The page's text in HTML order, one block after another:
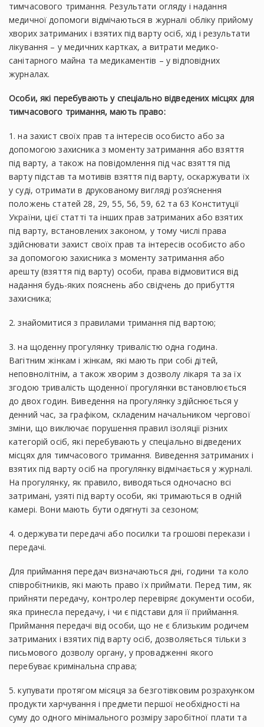
тимчасового тримання. Результати огляду і надання
медичної допомоги відмічаються в журналі обліку прийому
хворих затриманих і взятих під варту осіб, хід і результати
лікування – у медичних картках, а витрати медико-
санітарного майна та медикаментів – у відповідних
журналах.
Особи, які перебувають у спеціально відведених місцях для
тимчасового тримання, мають право:
1. на захист своїх прав та інтересів особисто або за
допомогою захисника з моменту затримання або взяття
під варту, а також на повідомлення під час взяття під
варту підстав та мотивів взяття під варту, оскаржувати їх
у суді, отримати в друкованому вигляді роз’яснення
положень статей 28, 29, 55, 56, 59, 62 та 63 Конституції
України, цієї статті та інших прав затриманих або взятих
під варту, встановлених законом, у тому числі права
здійснювати захист своїх прав та інтересів особисто або
за допомогою захисника з моменту затримання або
арешту (взяття під варту) особи, права відмовитися від
надання будь-яких пояснень або свідчень до прибуття
захисника;
2. знайомитися з правилами тримання під вартою;
3. на щоденну прогулянку тривалістю одна година.
Вагітним жінкам і жінкам, які мають при собі дітей,
неповнолітнім, а також хворим з дозволу лікаря та за їх
згодою тривалість щоденної прогулянки встановлюється
до двох годин. Виведення на прогулянку здійснюється у
денний час, за графіком, складеним начальником чергової
зміни, що виключає порушення правил ізоляції різних
категорій осіб, які перебувають у спеціально відведених
місцях для тимчасового тримання. Виведення затриманих і
взятих під варту осіб на прогулянку відмічається у журналі.
На прогулянку, як правило, виводяться одночасно всі
затримані, узяті під варту особи, які тримаються в одній
камері. Вони мають бути одягнуті за сезоном;
4. одержувати передачі або посилки та грошові перекази і
передачі.
Для приймання передач визначаються дні, години та коло
співробітників, які мають право їх приймати. Перед тим, як
прийняти передачу, контролер перевіряє документи особи,
яка принесла передачу, і чи є підстави для її приймання.
Приймання передачі від особи, що не є близьким родичем
затриманих і взятих під варту осіб, дозволяється тільки з
письмового дозволу органу, у провадженні якого
перебуває кримінальна справа;
5. купувати протягом місяця за безготівковим розрахунком
продукти харчування і предмети першої необхідності на
суму до одного мінімального розміру заробітної плати та